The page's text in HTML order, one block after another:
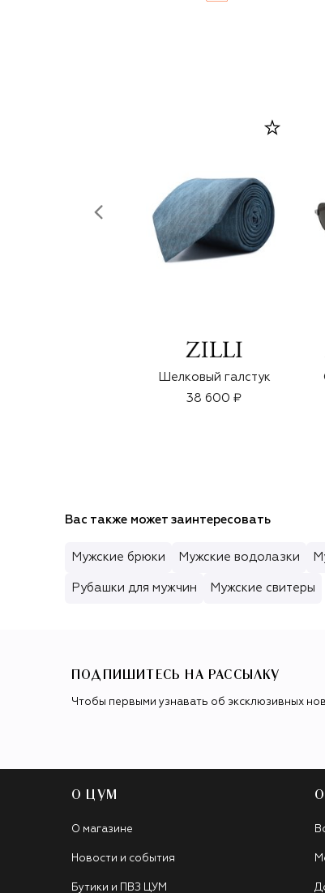
Шелковый галстук
38 600 ₽
Вас также может заинтересовать
Мужские брюки Мужские водолазки
Рубашки для мужчин Мужские свитеры
ПОДПИШИТЕСЬ НА РАССЫЛКУ
Чтобы первыми узнавать об эксклюзивных
О ЦУМ
О магазине
Новости и события
Бутики и ПВЗ ЦУМ